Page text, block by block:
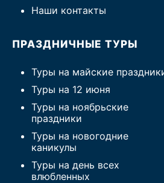
Наши контакты
ПРАЗДНИЧНЫЕ ТУРЫ
Туры на майские
Туры на 12 июня
Туры на ноябрьские
праздники
Туры на новогодние
каникулы
Туры на день всех
влюбленных